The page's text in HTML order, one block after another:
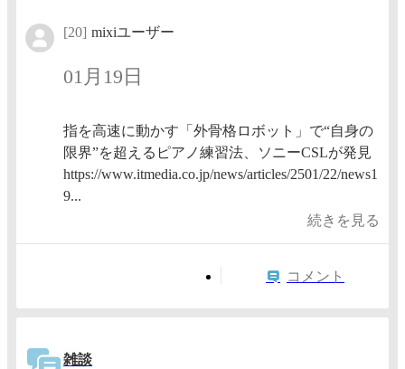
[20] mixiユーザー
01月19日
指を高速に動かす「外骨格ロボット」で“自身の
限界”を超えるピアノ練習法、ソニーCSLが発見
https://www.itmedia.co.jp/news/articles/2501/22/news1
9...
続きを見る
コメント
雑談